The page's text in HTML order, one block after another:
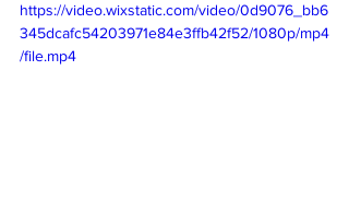
https://video.wixstatic.com/video/0d9076_bb6
345dcafc54203971e84e3ffb42f52/1080p/mp4
/file.mp4